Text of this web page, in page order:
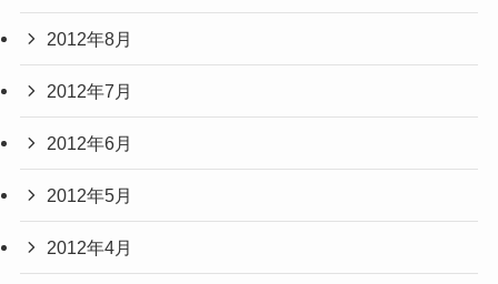
2012年8月
2012年7月
2012年6月
2012年5月
2012年4月